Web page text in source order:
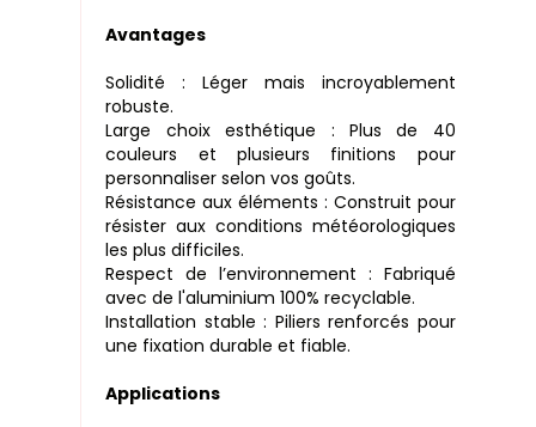
Avantages
Solidité : Léger mais incroyablement
robuste.
Large choix esthétique : Plus de 40
couleurs et plusieurs finitions pour
personnaliser selon vos goûts.
Résistance aux éléments : Construit pour
résister aux conditions météorologiques
les plus difficiles.
Respect de l’environnement : Fabriqué
avec de l'aluminium 100% recyclable.
Installation stable : Piliers renforcés pour
une fixation durable et fiable.
Applications